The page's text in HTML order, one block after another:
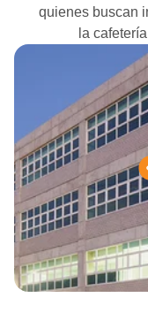
quienes buscan
la